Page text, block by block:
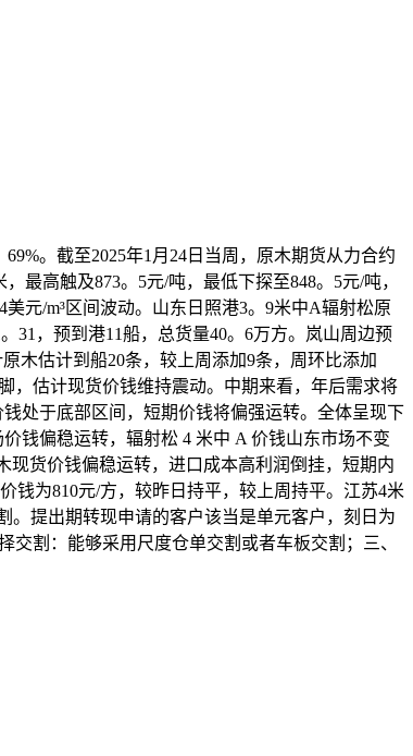
。截至2025年1月24日当周，原木期货从力合约
最高触及873。5元/吨，最低下探至848。5元/吨，
元/m³区间波动。山东日照港3。9米中A辐射松原
31，预到港11船，总货量40。6万方。岚山周边预
木估计到船20条，较上周添加9条，周环比添加
，估计现货价钱维持震动。中期来看，年后需求将
处于底部区间，短期价钱将偏强运转。全体呈现下
钱偏稳运转，辐射松 4 米中 A 价钱山东市场不变
现货价钱偏稳运转，进口成本高利润倒挂，短期内
钱为810元/方，较昨日持平，较上周持平。江苏4米
。提出期转现申请的客户该当是单元客户，刻日为
割：能够采用尺度仓单交割或者车板交割；三、